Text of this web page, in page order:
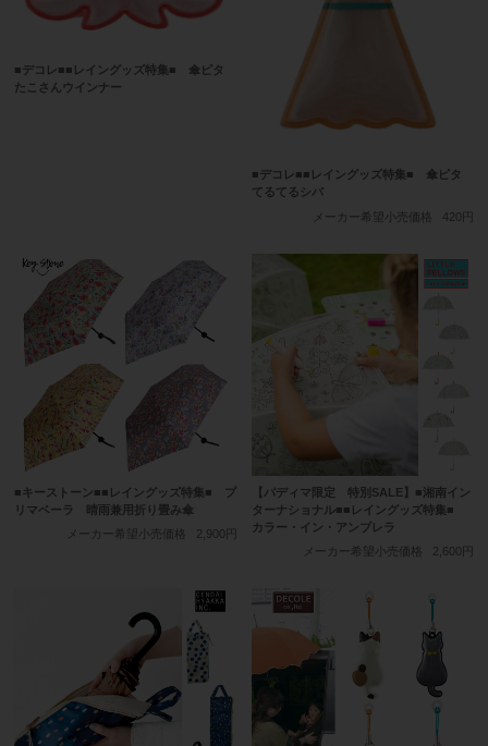
■デコレ■■レイングッズ特集■ 傘ピタ
たこさんウインナー
■デコレ■■レイングッズ特集■ 傘ピタ
てるてるシバ
メーカー希望小売価格
420円
■キーストーン■■レイングッズ特集■ プ
リマベーラ 晴雨兼用折り畳み傘
メーカー希望小売価格
2,900円
【パディマ限定 特別SALE】■湘南イン
ターナショナル■■レイングッズ特集■
カラー・イン・アンブレラ
メーカー希望小売価格
2,600円